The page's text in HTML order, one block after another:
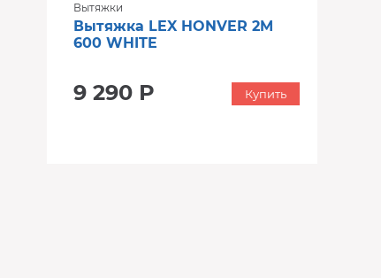
Вытяжки
Вытяжка LEX HONVER 2M
600 WHITE
9 290 Р Купить